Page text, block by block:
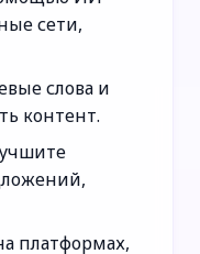
сети,
слова и
контент.
платформах,